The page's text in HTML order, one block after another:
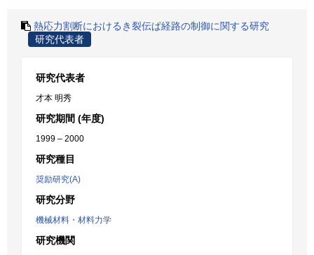
熱応力割断におけるき裂伝ぱ経路の制御に関する研究
研究代表者
研究代表者
才本 明秀
研究期間 (年度)
1999 – 2000
研究種目
奨励研究(A)
研究分野
機械材料・材料力学
研究機関